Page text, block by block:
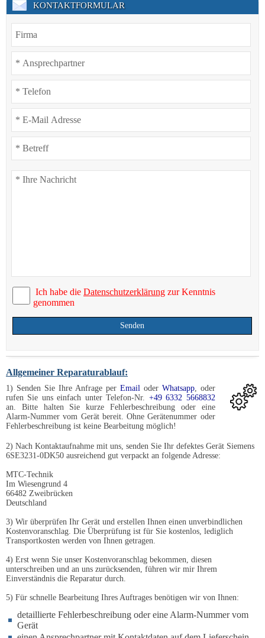
KONTAKTFORMULAR
Ich habe die Datenschutzerklärung zur Kenntnis
genommen
Senden
Allgemeiner Reparaturablauf:
1) Senden Sie Ihre Anfrage per Emailoder Whatsapp, oder
rufen Sie uns einfach unter Telefon-Nr. +49 6332 5668832
an. Bitte halten Sie kurze Fehlerbeschreibung oder eine
Alarm-Nummer vom Gerät bereit. Ohne Gerätenummer oder
Fehlerbeschreibung ist keine Bearbeitung möglich!
2) Nach Kontaktaufnahme mit uns, senden Sie Ihr defektes Gerät Siemens
6SE3231-0DK50 ausreichend gut verpackt an folgende Adresse:
MTC-Technik
Im Wiesengrund 4
66482 Zweibrücken
Deutschland
3) Wir überprüfen Ihr Gerät und erstellen Ihnen einen unverbindlichen
Kostenvoranschlag. Die Überprüfung ist für Sie kostenlos, lediglich
Transportkosten werden von Ihnen getragen.
4) Erst wenn Sie unser Kostenvoranschlag bekommen, diesen
unterschreiben und an uns zurücksenden, führen wir mir Ihrem
Einverständnis die Reparatur durch.
5) Für schnelle Bearbeitung Ihres Auftrages benötigen wir von Ihnen:
detaillierte Fehlerbeschreibung oder eine Alarm-Nummer vom
Gerät